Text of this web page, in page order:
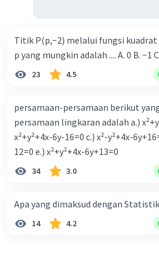
Titik P(p,−2) melalui fungsi kuadrat
p yang mungkin adalah .... A. 0 B. −1
23 4.5
persamaan-persamaan berikut
persamaan lingkaran adalah a.) x²+y²+4x-6y-12=0 b.)
x²+y²+4x-6y-16=0 c.) x²-y²+4x-
12=0 e.) x²+y²+4x-6y+13=0
34 3.0
Apa yang dimaksud dengan
14 4.2